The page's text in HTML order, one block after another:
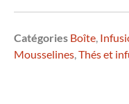
Catégories Boîte,
Mousselines,Thés et